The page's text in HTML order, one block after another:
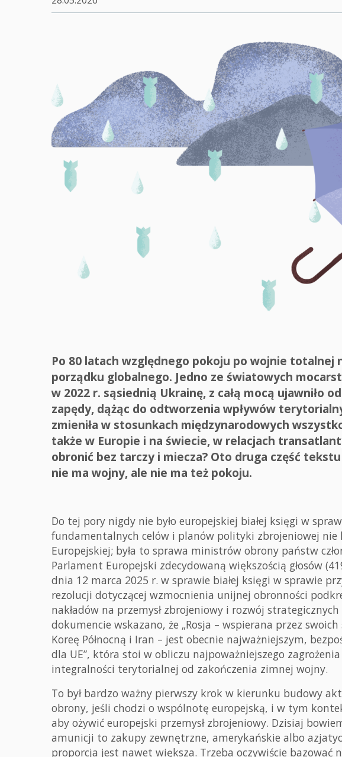
Po 80 latach względnego pokoju po wojnie totalnej
porządku globalnego. Jedno ze światowych
w 2022 r. sąsiednią Ukrainę, z całą mocą ujawniło
zapędy, dążąc do odtworzenia wpływów
zmieniła w stosunkach międzynarodowych
także w Europie i na świecie, w relacjach
obronić bez tarczy i miecza? Oto druga część
nie ma wojny, ale nie ma też pokoju.
Do tej pory nigdy nie było europejskiej białej księgi w
fundamentalnych celów i planów polityki zbrojeniowej nie
Europejskiej; była to sprawa ministrów obrony państw
Parlament Europejski zdecydowaną większością głosów
dnia 12 marca 2025 r. w sprawie białej księgi w sprawie
rezolucji dotyczącej wzmocnienia unijnej obronności
nakładów na przemysł zbrojeniowy i rozwój
dokumencie wskazano, że „Rosja – wspierana przez
Koreę Północną i Iran – jest obecnie najważniejszym,
dla UE”, która stoi w obliczu najpoważniejszego
integralności terytorialnej od zakończenia zimnej wojny.
To był bardzo ważny pierwszy krok w kierunku budowy
obrony, jeśli chodzi o wspólnotę europejską, i w tym
aby ożywić europejski przemysł zbrojeniowy. Dzisiaj
amunicji to zakupy zewnętrzne, amerykańskie albo
proporcja jest nawet większa. Trzeba oczywiście bazować